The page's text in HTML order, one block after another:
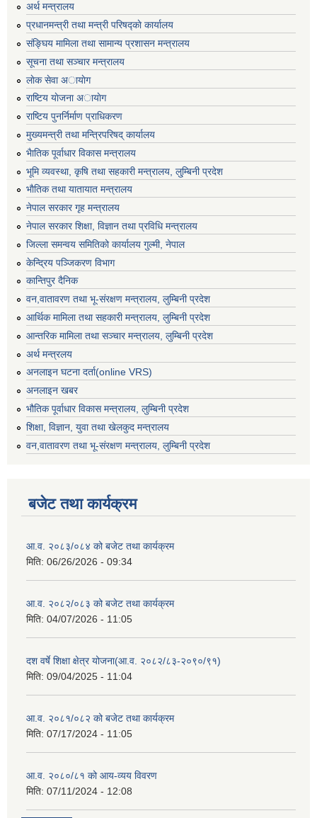
अर्थ मन्त्रालय
प्रधानमन्त्री तथा मन्त्री परिषद्काे कार्यालय
संङ्घिय मामिला तथा सामान्य प्रशासन मन्त्रालय
सूचना तथा सञ्चार मन्त्रालय
लाेक सेवा अायाेग
राष्टिय याेजना अायाेग
राष्टिय पुनर्निर्माण प्राधिकरण
मुख्यमन्त्री तथा मन्त्रिपरिषद् कार्यालय
भैातिक पूर्वाधार विकास मन्त्रालय
भूमि व्यवस्था, कृषि तथा सहकारी मन्त्रालय, लु्म्बिनी प्रदेश
भाैतिक तथा यातायात मन्त्रालय
नेपाल सरकार गृह मन्त्रालय
नेपाल सरकार शिक्षा, विज्ञान तथा प्रविधि मन्त्रालय
जिल्ला समन्वय समितिको कार्यालय गुल्मी, नेपाल
केन्द्रिय पञ्जिकरण विभाग
कान्तिपुर दैनिक
वन,वातावरण तथा भू-संरक्षण मन्त्रालय, लुम्बिनी प्रदेश
आर्थिक मामिला तथा सहकारी मन्त्रालय, लुम्बिनी प्रदेश
आन्तरिक मामिला तथा सञ्चार मन्त्रालय, लुम्बिनी प्रदेश
अर्थ मन्त्रलय
अनलाइन घटना दर्ता(online VRS)
अनलाइन खबर
भौतिक पूर्वाधार विकास मन्त्रालय, लुम्बिनी प्रदेश
शिक्षा, विज्ञान, युवा तथा खेलकुद मन्‍‍त्रालय
वन,वातावरण तथा भू-संरक्षण मन्त्रालय, लुम्बिनी प्रदेश
बजेट तथा कार्यक्रम
आ.व. २०८३/०८४ को बजेट तथा कार्यक्रम
मिति: 06/26/2026 - 09:34
आ.व. २०८२/०८३ को बजेट तथा कार्यक्रम
मिति: 04/07/2026 - 11:05
दश वर्षे शिक्षा क्षेत्र योजना(आ.व. २०८२/८३-२०९०/९१)
मिति: 09/04/2025 - 11:04
आ.व. २०८१/०८२ को बजेट तथा कार्यक्रम
मिति: 07/17/2024 - 11:05
आ.व. २०८०/८१ को आय-व्यय विवरण
मिति: 07/11/2024 - 12:08